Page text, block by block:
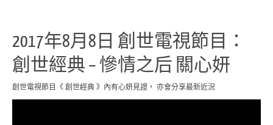
2017年8月8日 創世電視節目：
創世經典 – 慘情之后 關心妍
創世電視節目《 創世經典 》內有心妍見證， 亦會分享最新近況